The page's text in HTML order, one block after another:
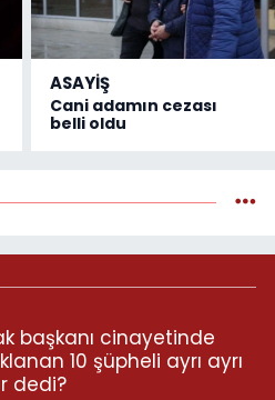
ASAYİŞ
Cani adamın cezası
belli oldu
başkanı cinayetinde
10 şüpheli ayrı ayrı
dedi?